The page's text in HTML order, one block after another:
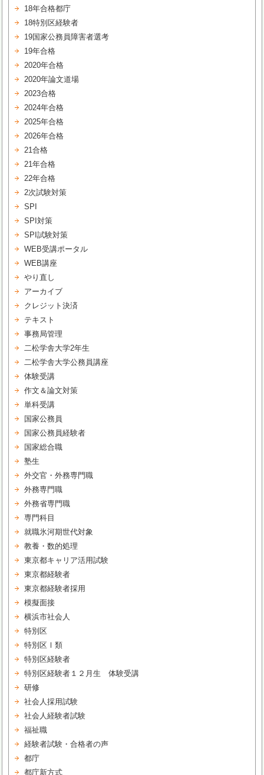
18年合格都庁
18特別区経験者
19国家公務員障害者選考
19年合格
2020年合格
2020年論文道場
2023合格
2024年合格
2025年合格
2026年合格
21合格
21年合格
22年合格
2次試験対策
SPI
SPI対策
SPI試験対策
WEB受講ポータル
WEB講座
やり直し
アーカイブ
クレジット決済
テキスト
事務局管理
二松学舎大学2年生
二松学舎大学公務員講座
体験受講
作文＆論文対策
単科受講
国家公務員
国家公務員経験者
国家総合職
塾生
外交官・外務専門職
外務専門職
外務省専門職
専門科目
就職氷河期世代対象
教養・数的処理
東京都キャリア活用試験
東京都経験者
東京都経験者採用
模擬面接
横浜市社会人
特別区
特別区Ⅰ類
特別区経験者
特別区経験者１２月生 体験受講
研修
社会人採用試験
社会人経験者試験
福祉職
経験者試験・合格者の声
都庁
都庁新方式